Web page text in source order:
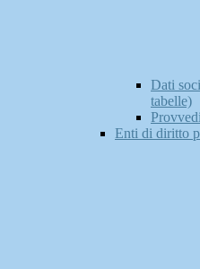
Dati
tabelle)
Enti di diritto